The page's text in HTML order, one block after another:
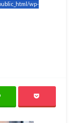
wp-